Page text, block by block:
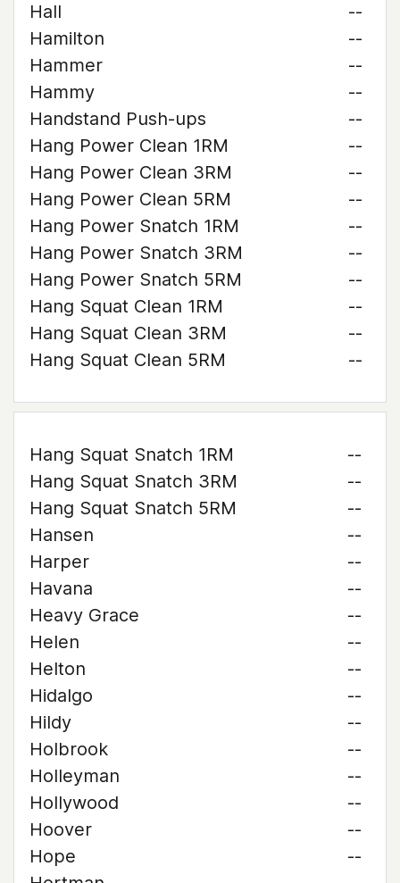
Hall
--
Hamilton
--
Hammer
--
Hammy
--
Handstand Push-ups
--
Hang Power Clean 1RM
--
Hang Power Clean 3RM
--
Hang Power Clean 5RM
--
Hang Power Snatch 1RM
--
Hang Power Snatch 3RM
--
Hang Power Snatch 5RM
--
Hang Squat Clean 1RM
--
Hang Squat Clean 3RM
--
Hang Squat Clean 5RM
--
Hang Squat Snatch 1RM
--
Hang Squat Snatch 3RM
--
Hang Squat Snatch 5RM
--
Hansen
--
Harper
--
Havana
--
Heavy Grace
--
Helen
--
Helton
--
Hidalgo
--
Hildy
--
Holbrook
--
Holleyman
--
Hollywood
--
Hoover
--
Hope
--